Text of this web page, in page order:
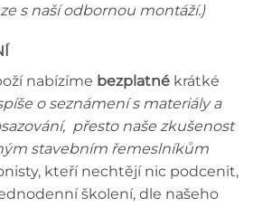
s naší odbornou montáží.)
nabízíme bezplatné krátké
o seznámení s materiály a
přesto naše zkušenost
stavebním řemeslníkům
kteří nechtějí nic podcenit,
školení, dle našeho